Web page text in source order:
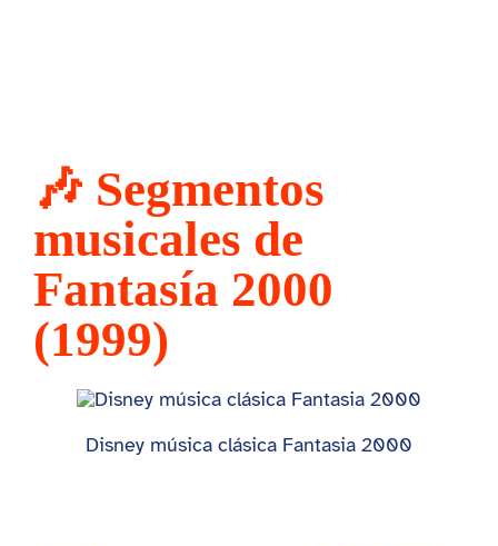
🎶 Segmentos
musicales de
Fantasía 2000
(1999)
Disney música clásica Fantasia 2000